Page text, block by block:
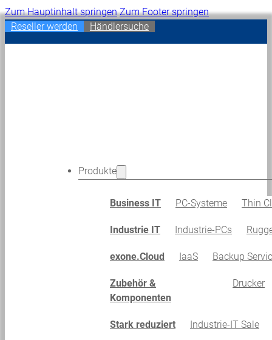
Zum Hauptinhalt springen Zum Footer springen
Reseller werden
Händlersuche
Produkte
Business IT PC-Systeme Thin
Industrie IT Industrie-PCs
exone.Cloud IaaS Backup
Zubehör &
Komponenten
Drucker
Stark reduziert Industrie-IT Sale